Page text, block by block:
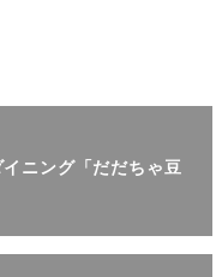
ニング「だだちゃ豆